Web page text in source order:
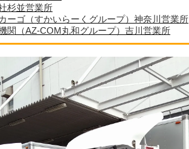
杉並営業所
ーゴ（すかいらーくグループ）神奈川営業所
関（AZ-COM丸和グループ）吉川営業所